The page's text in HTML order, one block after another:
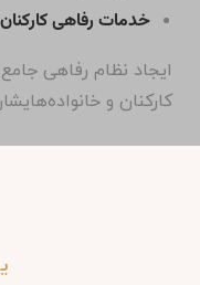
خدمات رفاهی
ایجاد نظام رفاهی
کارکنان و